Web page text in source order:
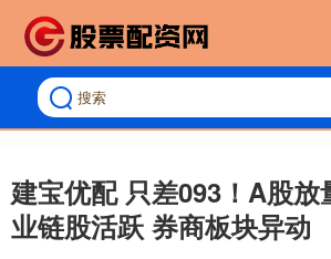
建宝优配 只差093！A股
业链股活跃 券商板块异动